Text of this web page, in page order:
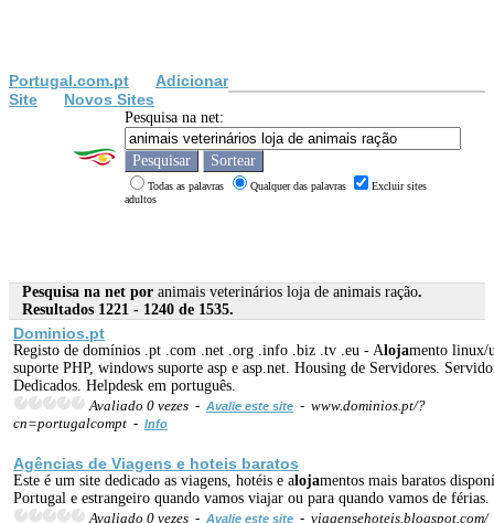
Portugal.com.pt
Adicionar
Site
Novos Sites
Pesquisa na net:
Todas as palavras Qualquer das palavras
Excluir sites
adultos
Pesquisa na net por animais veterinários loja de animais ração.
Resultados 1221 - 1240 de 1535.
Dominios.pt
Registo de domínios .pt .com .net .org .info .biz .tv .eu - Alojamento linux/
suporte PHP, windows suporte asp e asp.net. Housing de Servidores.
Dedicados. Helpdesk em português.
Avaliado 0 vezes - Avalie este site - www.dominios.pt/?
cn=portugalcompt - Info
Agências de Viagens e hoteis baratos
Este é um site dedicado as viagens, hotéis e alojamentos mais baratos
Portugal e estrangeiro quando vamos viajar ou para quando vamos de férias.
Avaliado 0 vezes - Avalie este site -